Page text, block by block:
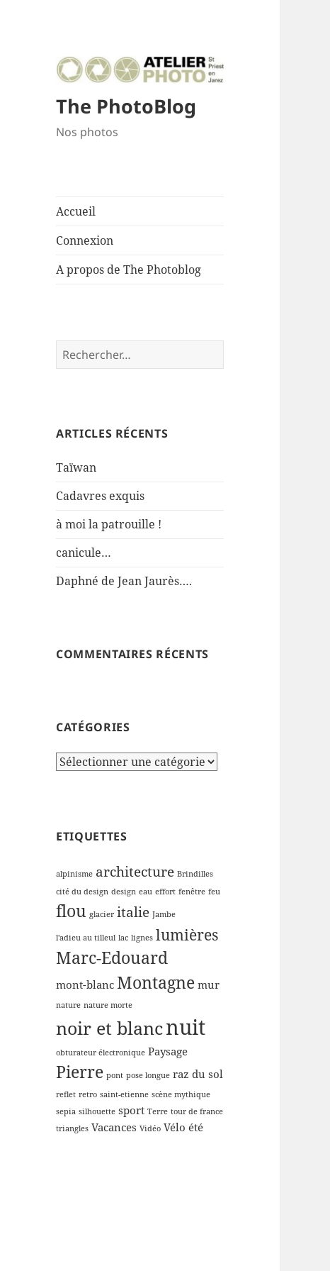
The PhotoBlog
Nos photos
Accueil
Connexion
A propos de The Photoblog
Rechercher :
ARTICLES RÉCENTS
Taïwan
Cadavres exquis
à moi la patrouille !
canicule…
Daphné de Jean Jaurès….
COMMENTAIRES RÉCENTS
CATÉGORIES
Catégories
ETIQUETTES
alpinisme architecture Brindilles
cité du design design eau effort fenêtre feu
flou glacier italie Jambe
l'adieu au tilleul lac lignes lumières
Marc-Edouard
mont-blancMontagnemur
nature nature morte
noir et blancnuit
obturateur électronique Paysage
Pierre pont pose longue raz du sol
reflet retro saint-etienne scène mythique
sepia silhouette sport Terre tour de france
triangles Vacances Vidéo Vélo été